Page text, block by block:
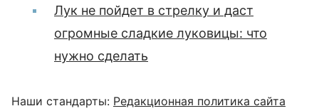
Лук не пойдет в стрелку и даст
огромные сладкие луковицы: что
нужно сделать
Наши стандарты: Редакционная политика сайта